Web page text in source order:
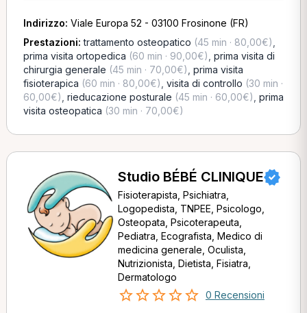
Indirizzo: Viale Europa 52 - 03100 Frosinone (FR)
Prestazioni:trattamento osteopatico (45 min · 80,00€)
prima visita ortopedica (60 min · 90,00€) prima visita di
chirurgia generale (45 min · 70,00€) prima visita
fisioterapica (60 min · 80,00€) visita di controllo (30 min ·
60,00€) rieducazione posturale (45 min · 60,00€) prima
visita osteopatica (30 min · 70,00€)
Studio BÉBÉ CLINIQUE
Fisioterapista, Psichiatra,
Logopedista, TNPEE, Psicologo,
Osteopata, Psicoterapeuta,
Pediatra, Ecografista, Medico di
medicina generale, Oculista,
Nutrizionista, Dietista, Fisiatra,
Dermatologo
0 Recensioni